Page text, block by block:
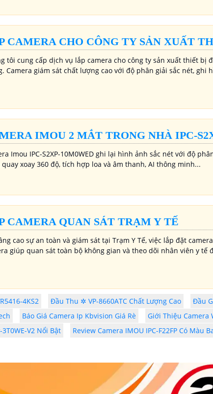
CAMERA CHO CÔNG TY SẢN XUẤT
tôi cung cấp dịch vụ lắp camera cho công ty sản xuất thiết bị
Camera giám sát chất lượng cao với độ phân giải sắc nét, ghi
IMOU 2 MẮT TRONG NHÀ IPC-
Imou IPC-S2XP-10M0WED ghi lại hình ảnh sắc nét với độ
quay xoay 360 độ, tích hợp loa và âm thanh, AI thông minh...
CAMERA QUAN SÁT TRẠM Y TẾ
cao sự an toàn và giám sát tại Trạm Y Tế, việc lắp đặt
giúp quan sát toàn bộ không gian và theo dõi nhân viên y tế
4KS2 Đầu Thu ✲ VP-8660ATC Chất Lượng Cao Đầu
Báo Giá Camera Ip Kbvision Giá Rè Giới Thiệu Camera
V2 Nổi Bật
Review Camera IMOU IPC-F22FP Có Màu